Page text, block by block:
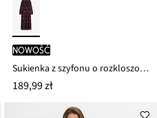
nowość
Sukienka z szyfonu o rozkloszowanym kroju
189,99 zł